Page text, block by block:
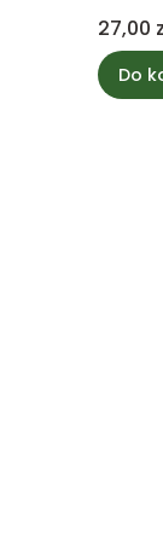
Cena
27,00
Do